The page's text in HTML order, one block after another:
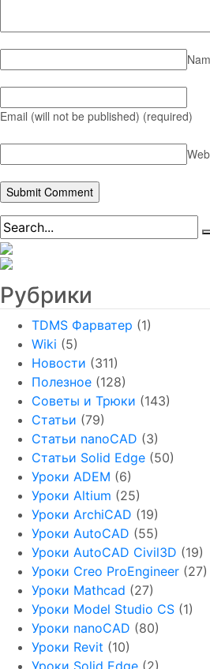
Email (will not be published) (required)
Рубрики
TDMS Фарватер (1)
Wiki (5)
Новости (311)
Полезное (128)
Советы и Трюки (143)
Статьи (79)
Статьи nanoCAD (3)
Статьи Solid Edge (50)
Уроки ADEM (6)
Уроки Altium (25)
Уроки ArchiCAD (19)
Уроки AutoCAD (55)
Уроки AutoCAD Civil3D (19)
Уроки Creo ProEngineer (27)
Уроки Mathcad (27)
Уроки Model Studio CS (1)
Уроки nanoCAD (80)
Уроки Revit (10)